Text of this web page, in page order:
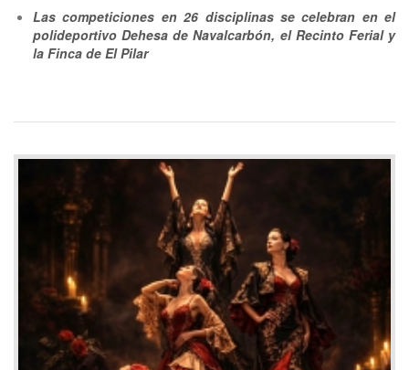
Las competiciones en 26 disciplinas se celebran en el
polideportivo Dehesa de Navalcarbón, el Recinto Ferial y
la Finca de El Pilar